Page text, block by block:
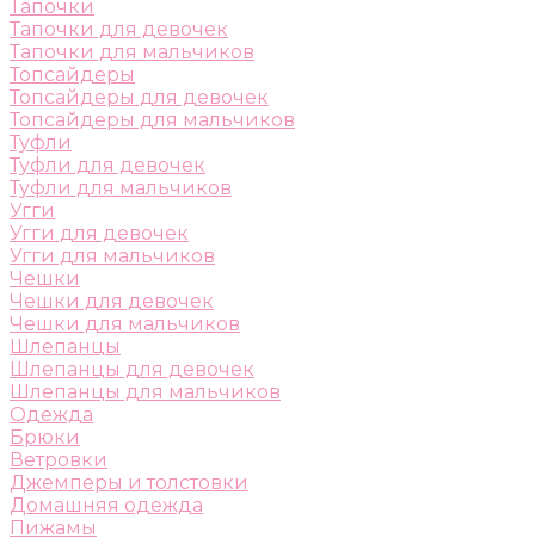
Тапочки
Тапочки для девочек
Тапочки для мальчиков
Топсайдеры
Топсайдеры для девочек
Топсайдеры для мальчиков
Туфли
Туфли для девочек
Туфли для мальчиков
Угги
Угги для девочек
Угги для мальчиков
Чешки
Чешки для девочек
Чешки для мальчиков
Шлепанцы
Шлепанцы для девочек
Шлепанцы для мальчиков
Одежда
Брюки
Ветровки
Джемперы и толстовки
Домашняя одежда
Пижамы